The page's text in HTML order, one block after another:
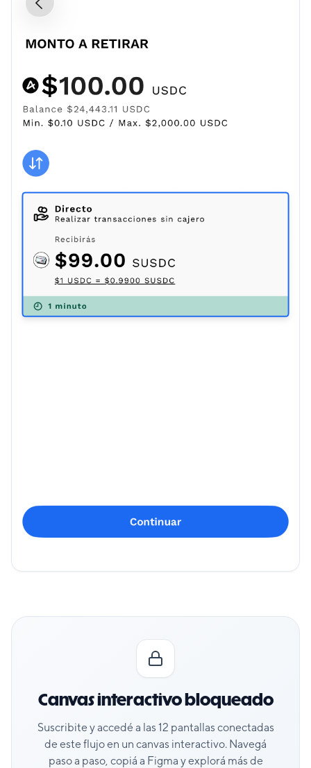
Canvas interactivo bloqueado
Suscribite y accedé a las 12 pantallas conectadas
de este flujo en un canvas interactivo. Navegá
paso a paso, copiá a Figma y explorá más de